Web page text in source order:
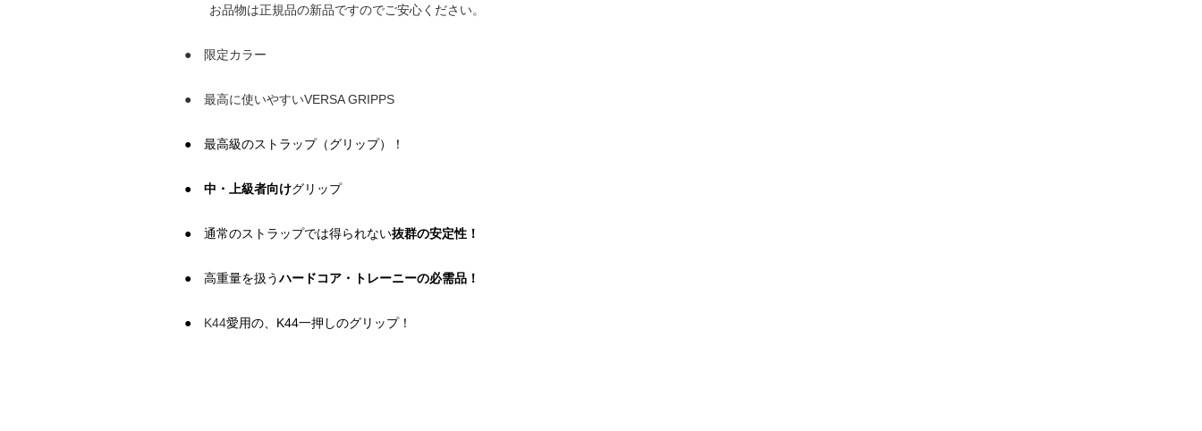
お品物は正規品の新品ですのでご安心ください。
● 限定カラー
● 最高に使いやすいVERSA GRIPPS
● 最高級のストラップ（グリップ）！
● 中・上級者向けグリップ
● 通常のストラップでは得られない抜群の安定性！
● 高重量を扱うハードコア・トレーニーの必需品！
● K44愛用の、K44一押しのグリップ！